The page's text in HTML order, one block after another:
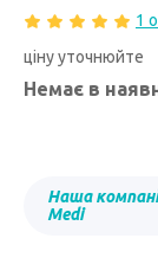
1
ціну уточнюйте
Немає в
Наша
Medi